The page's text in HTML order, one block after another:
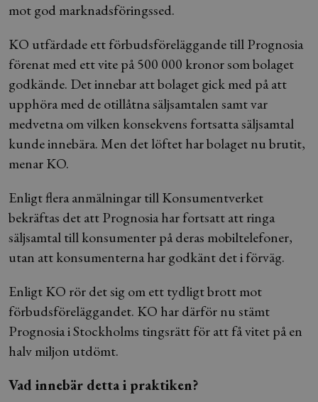
mot god marknadsföringssed.
KO utfärdade ett förbudsföreläggande till Prognosia
förenat med ett vite på 500 000 kronor som bolaget
godkände. Det innebar att bolaget gick med på att
upphöra med de otillåtna säljsamtalen samt var
medvetna om vilken konsekvens fortsatta säljsamtal
kunde innebära. Men det löftet har bolaget nu brutit,
menar KO.
Enligt flera anmälningar till Konsumentverket
bekräftas det att Prognosia har fortsatt att ringa
säljsamtal till konsumenter på deras mobiltelefoner,
utan att konsumenterna har godkänt det i förväg.
Enligt KO rör det sig om ett tydligt brott mot
förbudsföreläggandet. KO har därför nu stämt
Prognosia i Stockholms tingsrätt för att få vitet på en
halv miljon utdömt.
Vad innebär detta i praktiken?